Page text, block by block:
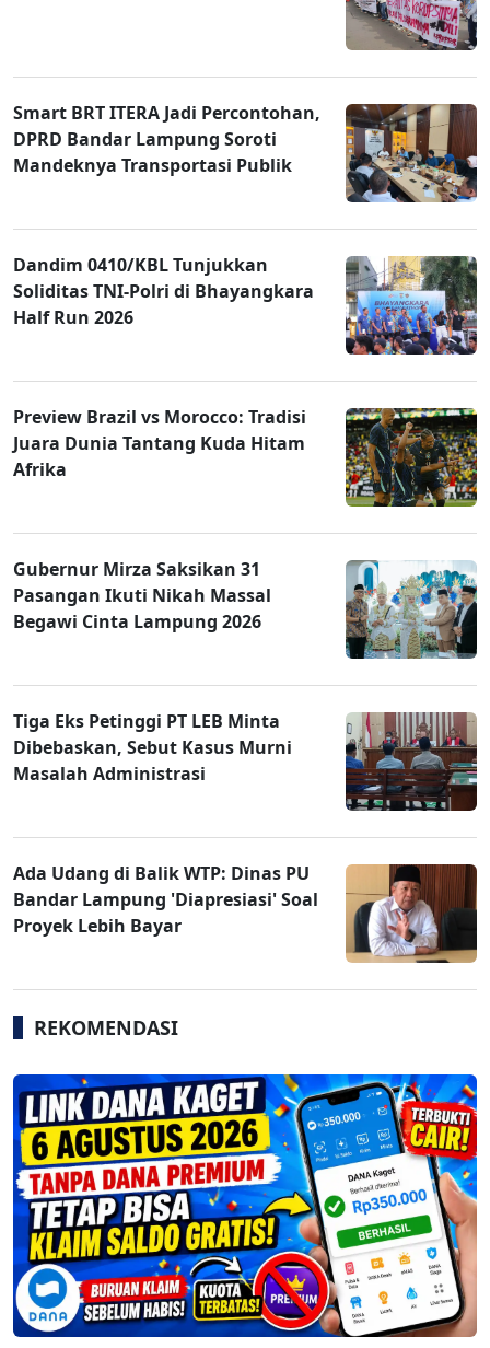
Smart BRT ITERA Jadi Percontohan,
DPRD Bandar Lampung Soroti
Mandeknya Transportasi Publik
Dandim 0410/KBL Tunjukkan
Soliditas TNI-Polri di Bhayangkara
Half Run 2026
Preview Brazil vs Morocco: Tradisi
Juara Dunia Tantang Kuda Hitam
Afrika
Gubernur Mirza Saksikan 31
Pasangan Ikuti Nikah Massal
Begawi Cinta Lampung 2026
Tiga Eks Petinggi PT LEB Minta
Dibebaskan, Sebut Kasus Murni
Masalah Administrasi
Ada Udang di Balik WTP: Dinas PU
Bandar Lampung 'Diapresiasi' Soal
Proyek Lebih Bayar
REKOMENDASI